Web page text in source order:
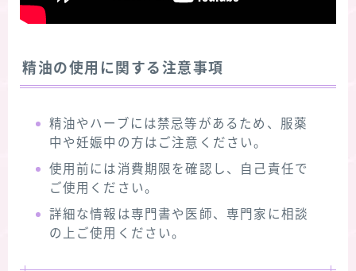
精油の使用に関する注意事項
精油やハーブには禁忌等があるため、服薬
中や妊娠中の方はご注意ください。
使用前には消費期限を確認し、自己責任で
ご使用ください。
詳細な情報は専門書や医師、専門家に相談
の上ご使用ください。